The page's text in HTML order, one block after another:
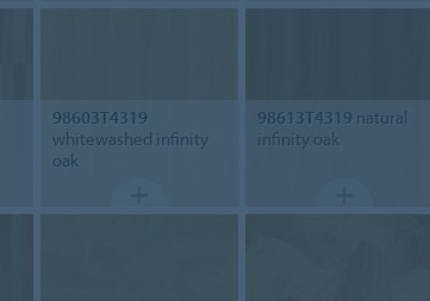
98603T4319
whitewashed infinity
oak
98613T4319 natural
infinity oak